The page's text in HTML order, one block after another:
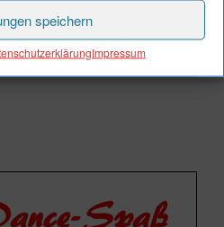
speichern
Impressum
01:13